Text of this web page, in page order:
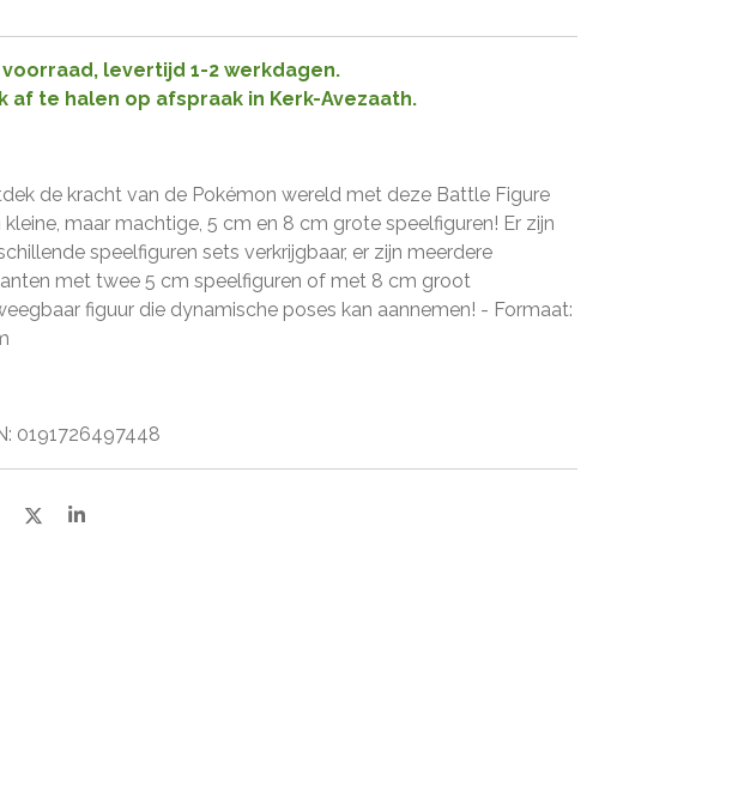
voorraad, levertijd 1-2 werkdagen.
af te halen op afspraak in Kerk-Avezaath.
de kracht van de Pokémon wereld met deze Battle Figure
kleine, maar machtige, 5 cm en 8 cm grote speelfiguren! Er zijn
speelfiguren sets verkrijgbaar, er zijn meerdere
met twee 5 cm speelfiguren of met 8 cm groot
figuur die dynamische poses kan aannemen! - Formaat:
0191726497448
D
S